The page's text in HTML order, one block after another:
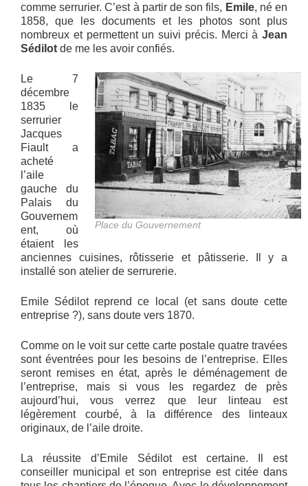
comme serrurier. C’est à partir de son fils, Emile, né en
1858, que les documents et les photos sont plus
nombreux et permettent un suivi précis. Merci à Jean
Sédilot de me les avoir confiés.
Place du Gouvernement
Le 7
décembre
1835 le
serrurier
Jacques
Fiault a
acheté
l’aile
gauche du
Palais du
Gouvernem
ent, où
étaient les
anciennes cuisines, rôtisserie et pâtisserie. Il y a
installé son atelier de serrurerie.
Emile Sédilot reprend ce local (et sans doute cette
entreprise ?), sans doute vers 1870.
Comme on le voit sur cette carte postale quatre travées
sont éventrées pour les besoins de l’entreprise. Elles
seront remises en état, après le déménagement de
l’entreprise, mais si vous les regardez de près
aujourd’hui, vous verrez que leur linteau est
légèrement courbé, à la différence des linteaux
originaux, de l’aile droite.
La réussite d’Emile Sédilot est certaine. Il est
conseiller municipal et son entreprise est citée dans